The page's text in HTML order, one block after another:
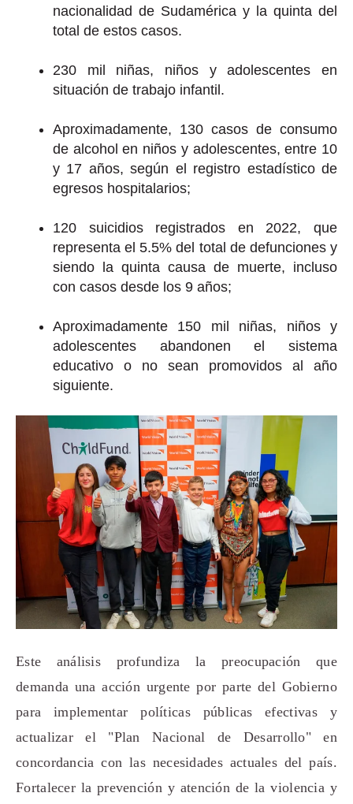
nacionalidad de Sudamérica y la quinta del
total de estos casos.
230 mil niñas, niños y adolescentes en
situación de trabajo infantil.
Aproximadamente, 130 casos de consumo
de alcohol en niños y adolescentes, entre 10
y 17 años, según el registro estadístico de
egresos hospitalarios;
120 suicidios registrados en 2022, que
representa el 5.5% del total de defunciones y
siendo la quinta causa de muerte, incluso
con casos desde los 9 años;
Aproximadamente 150 mil niñas, niños y
adolescentes abandonen el sistema
educativo o no sean promovidos al año
siguiente.
Este análisis profundiza la preocupación que
demanda una acción urgente por parte del Gobierno
para implementar políticas públicas efectivas y
actualizar el "Plan Nacional de Desarrollo" en
concordancia con las necesidades actuales del país.
Fortalecer la prevención y atención de la violencia y